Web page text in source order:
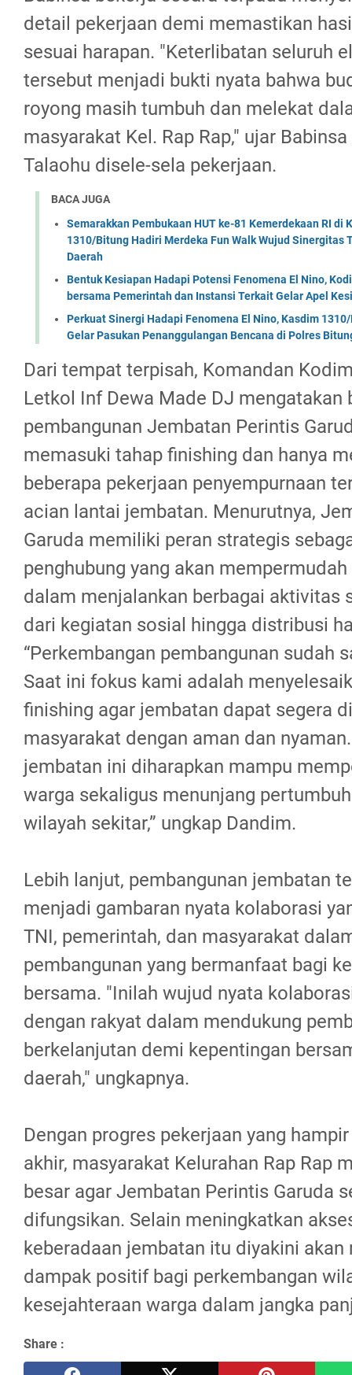
detail pekerjaan demi memastikan
sesuai harapan. "Keterlibatan seluruh
tersebut menjadi bukti nyata bahwa
royong masih tumbuh dan melekat
masyarakat Kel. Rap Rap," ujar
Talaohu disele-sela pekerjaan.
BACA JUGA
Semarakkan Pembukaan HUT ke-81 Kemerdekaan RI di
1310/Bitung Hadiri Merdeka Fun Walk Wujud Sinergitas
Daerah
Bentuk Kesiapan Hadapi Potensi Fenomena El Nino,
bersama Pemerintah dan Instansi Terkait Gelar Apel
Perkuat Sinergi Hadapi Fenomena El Nino, Kasdim
Gelar Pasukan Penanggulangan Bencana di Polres
Dari tempat terpisah, Komandan
Letkol Inf Dewa Made DJ mengatakan
pembangunan Jembatan Perintis
memasuki tahap finishing dan hanya
beberapa pekerjaan penyempurnaan
acian lantai jembatan. Menurutnya,
Garuda memiliki peran strategis
penghubung yang akan
dalam menjalankan berbagai aktivitas
dari kegiatan sosial hingga distribusi
“Perkembangan pembangunan sudah
Saat ini fokus kami adalah
finishing agar jembatan dapat segera
masyarakat dengan aman dan
jembatan ini diharapkan mampu
warga sekaligus menunjang
wilayah sekitar,” ungkap Dandim.
Lebih lanjut, pembangunan jembatan
menjadi gambaran nyata kolaborasi
TNI, pemerintah, dan masyarakat
pembangunan yang bermanfaat bagi
bersama. "Inilah wujud nyata
dengan rakyat dalam mendukung
berkelanjutan demi kepentingan
daerah," ungkapnya.
Dengan progres pekerjaan yang
akhir, masyarakat Kelurahan Rap Rap
besar agar Jembatan Perintis Garuda
difungsikan. Selain meningkatkan
keberadaan jembatan itu diyakini akan
dampak positif bagi perkembangan
kesejahteraan warga dalam jangka
Share :